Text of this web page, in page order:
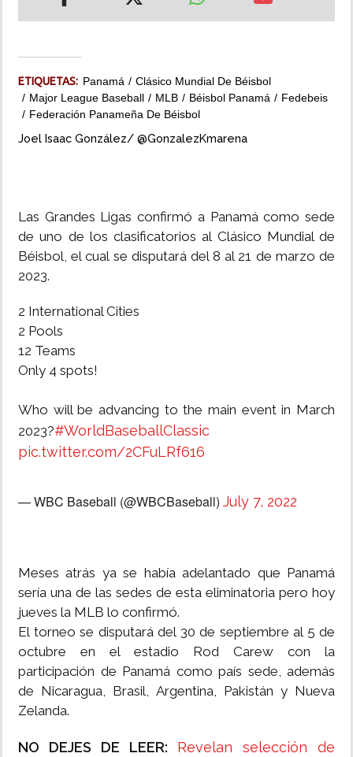
ETIQUETAS: Panamá
Clásico Mundial De Béisbol
Major League Baseball
MLB Béisbol Panamá
Fedebeis
Federación Panameña De Béisbol
Joel Isaac González/ @GonzalezKmarena
Las Grandes Ligas confirmó a Panamá como sede
de uno de los clasificatorios al Clásico Mundial de
Béisbol, el cual se disputará del 8 al 21 de marzo de
2023.
2 International Cities
2 Pools
12 Teams
Only 4 spots!
Who will be advancing to the main event in March
2023?#WorldBaseballClassic
pic.twitter.com/2CFuLRf616
— WBC Baseball (@WBCBaseball) July 7, 2022
Meses atrás ya se había adelantado que Panamá
sería una de las sedes de esta eliminatoria pero hoy
jueves la MLB lo confirmó.
El torneo se disputará del 30 de septiembre al 5 de
octubre en el estadio Rod Carew con la
participación de Panamá como país sede, además
de Nicaragua, Brasil, Argentina, Pakistán y Nueva
Zelanda.
NO DEJES DE LEER: Revelan selección de